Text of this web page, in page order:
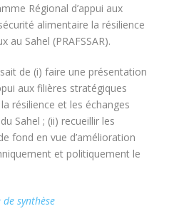
Régional d’appui aux
alimentaire la résilience
au Sahel (PRAFSSAR).
de (i) faire une présentation
aux filières stratégiques
résilience et les échanges
Sahel ; (ii) recueillir les
fond en vue d’amélioration
et politiquement le
synthèse